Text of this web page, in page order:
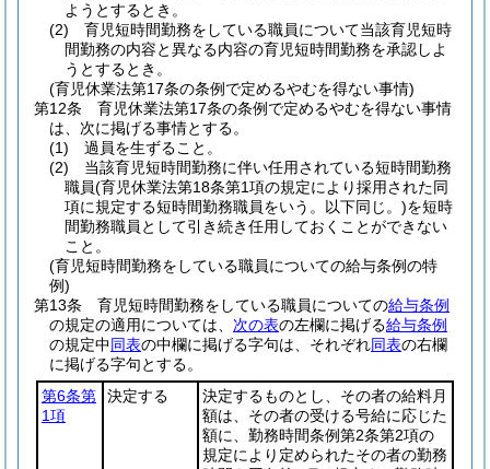
ようとするとき。
(2)
育児短時間勤務をしている職員について当該育児短時
間勤務の内容と異なる内容の育児短時間勤務を承認しよ
うとするとき。
(育児休業法第17条の条例で定めるやむを得ない事情)
第12条
育児休業法第17条の条例で定めるやむを得ない事情
は、次に掲げる事情とする。
(1)
過員を生ずること。
(2)
当該育児短時間勤務に伴い任用されている短時間勤務
職員(育児休業法第18条第1項の規定により採用された同
項に規定する短時間勤務職員をいう。以下同じ。)を短時
間勤務職員として引き続き任用しておくことができない
こと。
(育児短時間勤務をしている職員についての給与条例の特
例)
第13条
育児短時間勤務をしている職員についての給与条例
の規定の適用については、 次の表の左欄に掲げる給与条例
の規定中同表の中欄に掲げる字句は、それぞれ同表の右欄
に掲げる字句とする。
第6条第
1項
決定する
決定するものとし、その者の給料月
額は、その者の受ける号給に応じた
額に、勤務時間条例第2条第2項の
規定により定められたその者の勤務